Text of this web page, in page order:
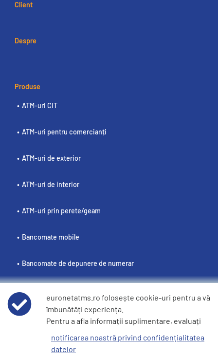
Client
Despre
Produse
ATM-uri CIT
ATM-uri pentru comercianți
ATM-uri de exterior
ATM-uri de interior
ATM-uri prin perete/geam
Bancomate mobile
Bancomate de depunere de numerar
Politici
Condiții de utilizare
euronetatms.ro folosește cookie-uri pentru a vă
îmbunătăți experiența.
Pentru a afla informații suplimentare, evaluați
notificarea noastră privind confidențialitatea
datelor